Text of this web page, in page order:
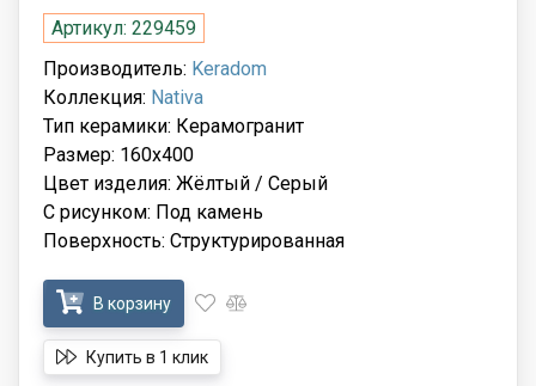
Артикул: 229459
Производитель: Keradom
Коллекция: Nativa
Тип керамики: Керамогранит
Размер: 160x400
Цвет изделия: Жёлтый / Серый
С рисунком: Под камень
Поверхность: Структурированная
В корзину
Купить в 1 клик